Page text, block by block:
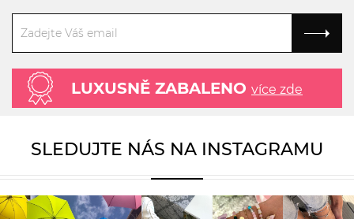
LUXUSNĚ ZABALENO více zde
SLEDUJTE NÁS NA INSTAGRAMU